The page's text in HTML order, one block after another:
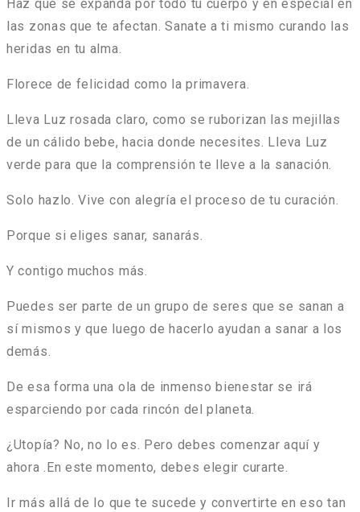
Haz que se expanda por todo tu cuerpo y en especial en
las zonas que te afectan. Sanate a ti mismo curando las
heridas en tu alma.
Florece de felicidad como la primavera.
Lleva Luz rosada claro, como se ruborizan las mejillas
de un cálido bebe, hacia donde necesites. Lleva Luz
verde para que la comprensión te lleve a la sanación.
Solo hazlo. Vive con alegría el proceso de tu curación.
Porque si eliges sanar, sanarás.
Y contigo muchos más.
Puedes ser parte de un grupo de seres que se sanan a
sí mismos y que luego de hacerlo ayudan a sanar a los
demás.
De esa forma una ola de inmenso bienestar se irá
esparciendo por cada rincón del planeta.
¿Utopía? No, no lo es. Pero debes comenzar aquí y
ahora .En este momento, debes elegir curarte.
Ir más allá de lo que te sucede y convertirte en eso tan